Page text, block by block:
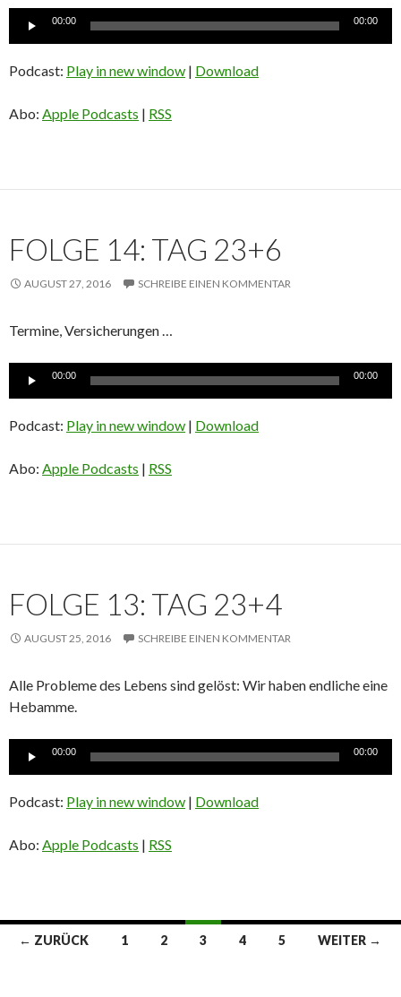
Audio-
00:00 00:00
Podcast: Play in new window | Download
Abo: Apple Podcasts | RSS
FOLGE 14: TAG 23+6
AUGUST 27, 2016 SCHREIBE EINEN KOMMENTAR
Termine, Versicherungen …
Audio-
00:00 00:00
Podcast: Play in new window | Download
Abo: Apple Podcasts | RSS
FOLGE 13: TAG 23+4
AUGUST 25, 2016 SCHREIBE EINEN KOMMENTAR
Alle Probleme des Lebens sind gelöst: Wir haben endliche eine
Hebamme.
Audio-
00:00 00:00
Podcast: Play in new window | Download
Abo: Apple Podcasts | RSS
Beitrags-
← ZURÜCK 1 2 3 4 5 WEITER →